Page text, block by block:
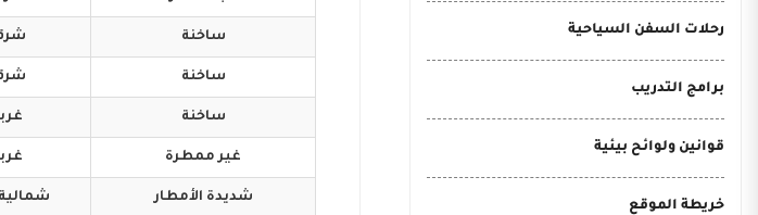
رحلات السفن السياحية
برامج التدريب
قوانين ولوائح بيئية
خريطة الموقع
ساخنة
ساخنة
ساخنة
غير ممطرة
شديدة الأمطار شمالية